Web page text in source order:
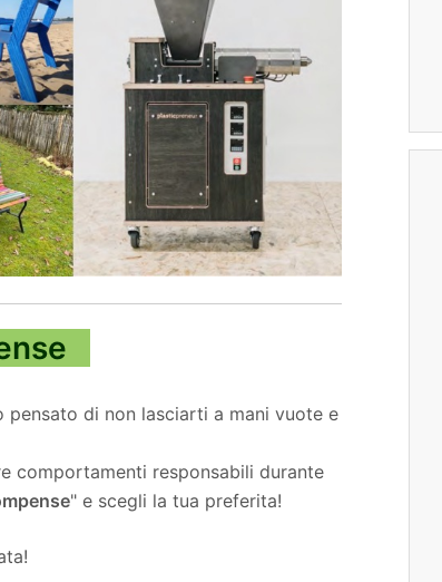
di non lasciarti a mani vuote e
comportamenti responsabili durante
" e scegli la tua preferita!